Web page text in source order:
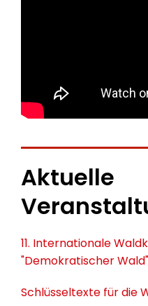
Aktuelle
11. Internationale
"Demokratischer Wald"
Schlüsseltexte für die